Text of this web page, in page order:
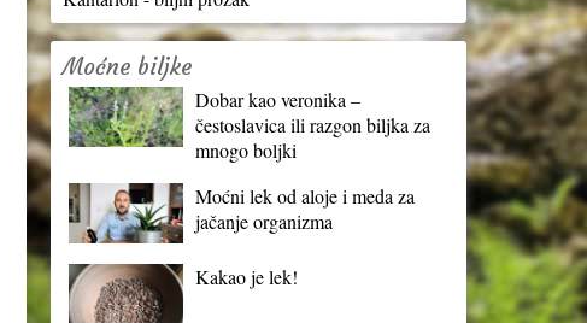
Moćne biljke
Dobar kao veronika –
čestoslavica ili razgon biljka za
mnogo boljki
Moćni lek od aloje i meda za
jačanje organizma
Kakao je lek!